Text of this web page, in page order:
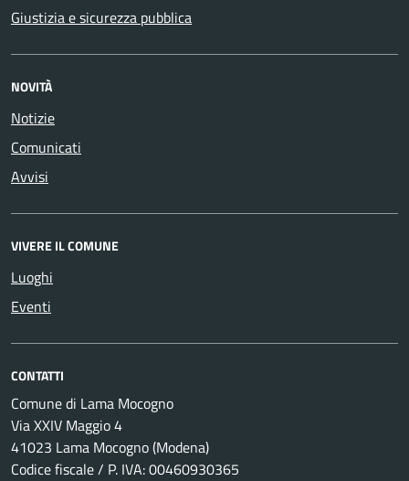
Giustizia e sicurezza pubblica
NOVITÀ
Notizie
Comunicati
Avvisi
VIVERE IL COMUNE
Luoghi
Eventi
CONTATTI
Comune di Lama Mocogno
Via XXIV Maggio 4
41023 Lama Mocogno (Modena)
Codice fiscale / P. IVA: 00460930365